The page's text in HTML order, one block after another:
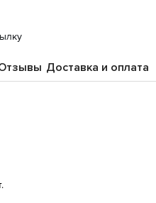
Доставка и оплата